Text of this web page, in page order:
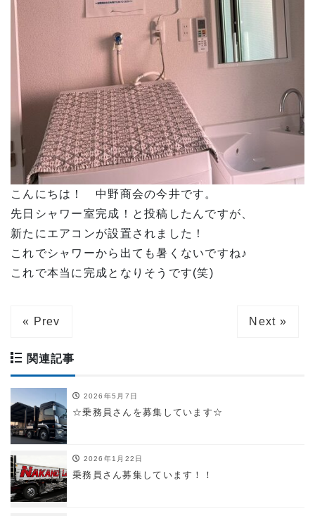
こんにちは！ 中野商会の今井です。
先日シャワー室完成！と投稿したんですが、
新たにエアコンが設置されました！
これでシャワーから出ても暑くないですね♪
これで本当に完成となりそうです(笑)
« Prev Next »
関連記事
2026年5月7日
☆乗務員さんを募集しています☆
2026年1月22日
乗務員さん募集しています！！